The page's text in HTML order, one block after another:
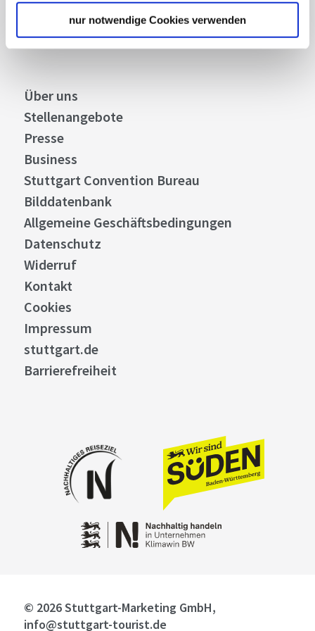
nur notwendige Cookies verwenden
Abonnieren
Über uns
Stellenangebote
Presse
Business
Stuttgart Convention Bureau
Bilddatenbank
Allgemeine Geschäftsbedingungen
Datenschutz
Widerruf
Kontakt
Cookies
Impressum
stuttgart.de
Barrierefreiheit
© 2026 Stuttgart-Marketing GmbH,
info@stuttgart-tourist.de